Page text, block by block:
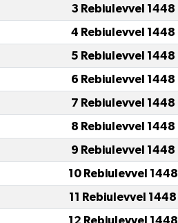
3 Rebiulevvel 1448
4 Rebiulevvel 1448
5 Rebiulevvel 1448
6 Rebiulevvel 1448
7 Rebiulevvel 1448
8 Rebiulevvel 1448
9 Rebiulevvel 1448
10 Rebiulevvel 1448
11 Rebiulevvel 1448
12 Rebiulevvel 1448